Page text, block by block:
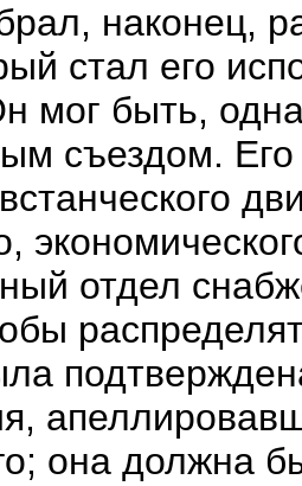
наконец,
стал его
мог быть,
съездом.
отдел
она должна